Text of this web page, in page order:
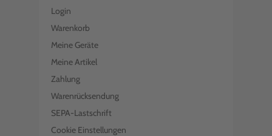
Login
Warenkorb
Meine Geräte
Meine Artikel
Zahlung
Warenrücksendung
SEPA-Lastschrift
Cookie Einstellungen